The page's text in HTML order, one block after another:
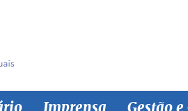
Imprensa Gestão